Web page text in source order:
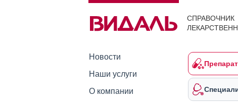
СПРАВОЧНИК
Новости
Наши услуги
О компании